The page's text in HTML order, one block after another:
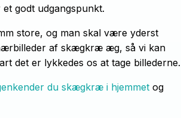
godt udgangspunkt.
store, og man skal være yderst
af skægkræ æg, så vi kan
det er lykkedes os at tage billederne.
du skægkræ i hjemmet og